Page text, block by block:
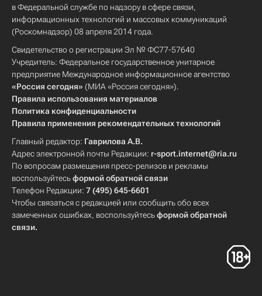
в Федеральной службе по надзору в сфере связи,
информационных технологий и массовых коммуникаций
(Роскомнадзор) 08 апреля 2014 года.
Свидетельство о регистрации Эл № ФС77-57640
Учредитель: Федеральное государственное унитарное
предприятие Международное информационное агентство
«Россия сегодня» (МИА «Россия сегодня»).
Правила использования материалов
Политика конфиденциальности
Правила применения рекомендательных технологий
Главный редактор: Гаврилова А.В.
Адрес электронной почты Редакции: r-sport.internet@ria.ru
По вопросам размещения пресс-релизов и рекламы
воспользуйтесьформой обратной связи
Телефон Редакции: 7 (495) 645-6601
Чтобы связаться с редакцией или сообщить обо всех
замеченных ошибках, воспользуйтесьформой обратной
связи.